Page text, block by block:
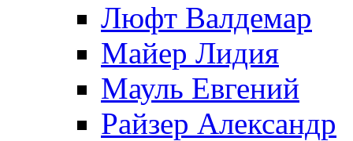
Люфт Валдемaр
Майер Лидия
Мауль Евгений
Райзер Александр